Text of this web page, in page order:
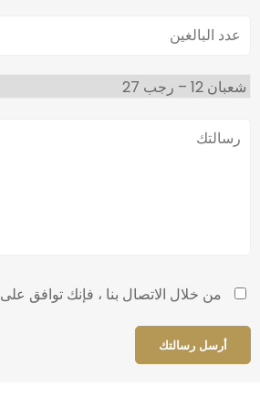
من خلال الاتصال بنا ، فإنك توافق على